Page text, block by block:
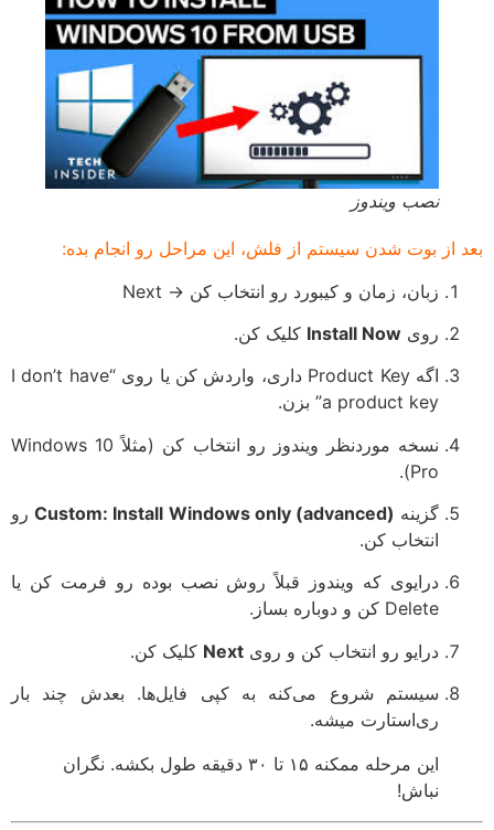
نصب ویندوز
بعد از بوت شدن سیستم از فلش، این مراحل رو انجام بده:
زبان، زمان و کیبورد رو انتخاب کن → Next
روی Install Now کلیک کن.
اگه Product Key داری، واردش کن یا روی “I don’t have
a product key” بزن.
نسخه موردنظر ویندوز رو انتخاب کن (مثلاً Windows 10
Pro).
گزینه Custom: Install Windows only (advanced)رو
انتخاب کن.
درایوی که ویندوز قبلاً روش نصب بوده رو فرمت کن یا
Delete کن و دوباره بساز.
درایو رو انتخاب کن و روی Next کلیک کن.
سیستم شروع می‌کنه به کپی فایل‌ها. بعدش چند بار
ری‌استارت میشه.
این مرحله ممکنه ۱۵ تا ۳۰ دقیقه طول بکشه. نگران
نباش!